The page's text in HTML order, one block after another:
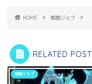
HOME 戦闘ジョブ
RELATED POST
戦闘ジョブ